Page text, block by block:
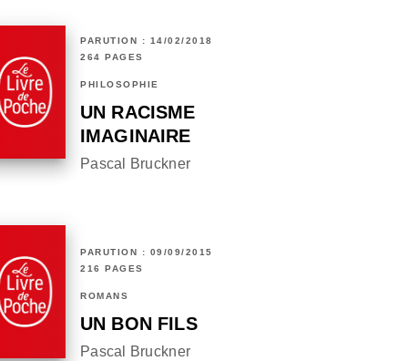
PARUTION : 14/02/2018
264 PAGES
PHILOSOPHIE
UN RACISME
IMAGINAIRE
Pascal Bruckner
PARUTION : 09/09/2015
216 PAGES
ROMANS
UN BON FILS
Pascal Bruckner